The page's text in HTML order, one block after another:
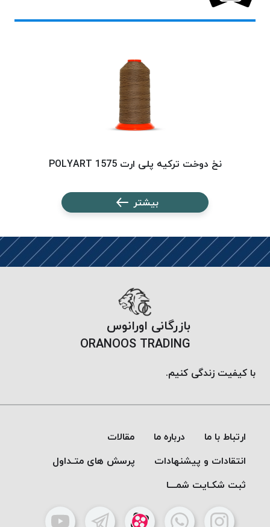
دستبندی
Para-
نخ دوخت ترکیه پلی ارت 1575 POLYART
بیشتر
بازرگانی اورانوس
ORANOOS TRADING
با کیفیت زندگی کنیم.
ارتباط با ما درباره ما
مقالات
انتقادات و پیشنهادات
پرسش های متـداول
ثبت شکـایت شمـــا